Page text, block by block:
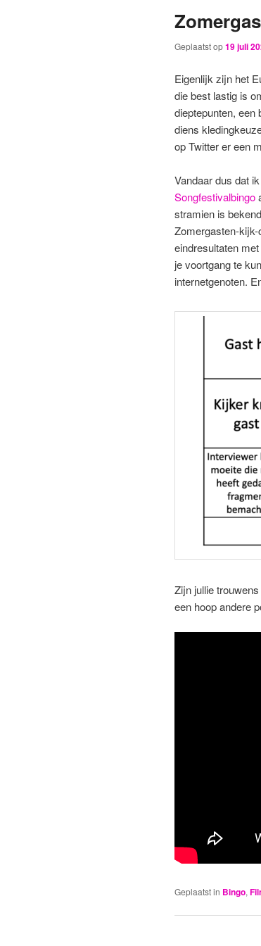
primaire
secundaire
Geplaatst op19 juli
Eigenlijk zijn het
die best lastig is
dieptepunten, een
diens
op Twitter er een
Vandaar dus dat
Songfestivalbingo
stramien is
Zomergasten-
eindresultaten
je voortgang te
internetgenoten.
Zijn jullie
een hoop andere
Geplaatst in Bingo,